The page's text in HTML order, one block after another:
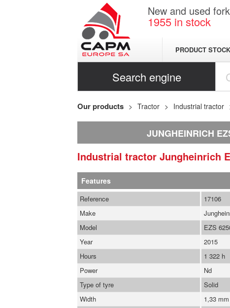
New and used
1955 in stock
PRODUCT
Search engine
Our products Tractor Industrial tractor
JUNGHEINRICH
Industrial tractor Jungheinrich
Features
Reference
17106
Make
Model
EZS
Year
2015
Hours
1 322 h
Power
Nd
Type of tyre
Solid
Width
1,33 mm